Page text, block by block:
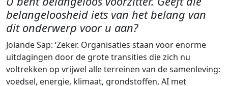
belangeloosheid iets van het belang van
dit onderwerp voor u aan?
Jolande Sap: ‘Zeker. Organisaties staan voor enorme
uitdagingen door de grote transities die zich nu
voltrekken op vrijwel alle terreinen van de samenleving:
voedsel, energie, klimaat, grondstoffen, AI met